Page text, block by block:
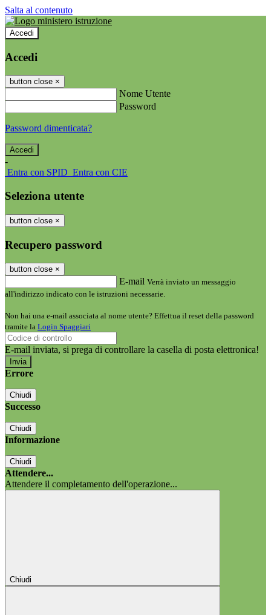
Salta al contenuto
Accedi
Accedi
button close ×
Nome Utente
Password
Password dimenticata?
-
Entra con SPID Entra con CIE
Seleziona utente
button close ×
Recupero password
button close ×
E-mail Verrà inviato un messaggio
all'indirizzo indicato con le istruzioni necessarie.
Non hai una e-mail associata al nome utente? Effettua il reset della password
tramite la Login Spaggiari
E-mail inviata, si prega di controllare la casella di posta elettronica!
Errore
Chiudi
Successo
Chiudi
Informazione
Chiudi
Attendere...
Attendere il completamento dell'operazione...
Chiudi